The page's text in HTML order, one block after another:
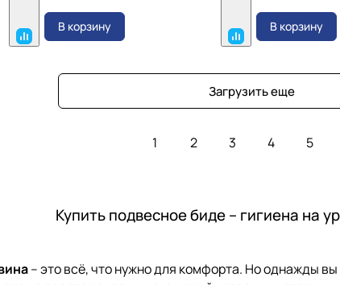
В корзину В корзину
Загрузить еще
1 2 3 4 5
Купить подвесное биде – гигиена на
– это всё, что нужно для комфорта. Но однажды